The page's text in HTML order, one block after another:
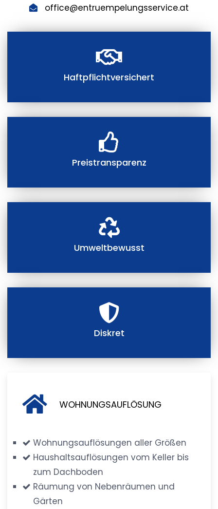
office@entruempelungsservice.at
Haftpflichtversichert
Preistransparenz
Umweltbewusst
Diskret
WOHNUNGSAUFLÖSUNG
Wohnungsauflösungen aller Größen
Haushaltsauflösungen vom Keller bis
zum Dachboden
Räumung von Nebenräumen und
Gärten